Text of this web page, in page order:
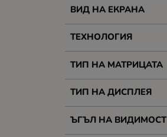
ВИД НА ЕКРАНА
ТЕХНОЛОГИЯ
ТИП НА МАТРИЦАТА
ТИП НА ДИСПЛЕЯ
ЪГЪЛ НА ВИДИМОСТ